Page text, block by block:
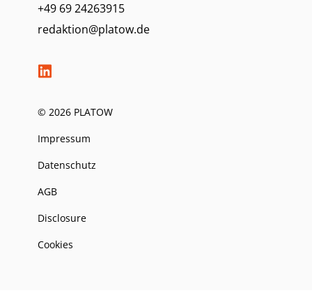
+49 69 24263915
redaktion@platow.de
© 2026 PLATOW
Impressum
Datenschutz
AGB
Disclosure
Cookies